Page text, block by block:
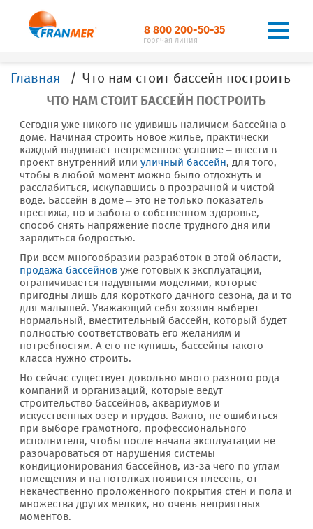
8 800 200-50-35
горячая линия
Главная Что нам стоит бассейн построить
ЧТО НАМ СТОИТ БАССЕЙН ПОСТРОИТЬ
Сегодня уже никого не удивишь наличием бассейна в
доме. Начиная строить новое жилье, практически
каждый выдвигает непременное условие – внести в
проект внутренний или уличный бассейн, для того,
чтобы в любой момент можно было отдохнуть и
расслабиться, искупавшись в прозрачной и чистой
воде. Бассейн в доме – это не только показатель
престижа, но и забота о собственном здоровье,
способ снять напряжение после трудного дня или
зарядиться бодростью.
При всем многообразии разработок в этой области,
продажа бассейнов уже готовых к эксплуатации,
ограничивается надувными моделями, которые
пригодны лишь для короткого дачного сезона, да и то
для малышей. Уважающий себя хозяин выберет
нормальный, вместительный бассейн, который будет
полностью соответствовать его желаниям и
потребностям. А его не купишь, бассейны такого
класса нужно строить.
Но сейчас существует довольно много разного рода
компаний и организаций, которые ведут
строительство бассейнов, аквариумов и
искусственных озер и прудов. Важно, не ошибиться
при выборе грамотного, профессионального
исполнителя, чтобы после начала эксплуатации не
разочароваться от нарушения системы
кондиционирования бассейнов, из-за чего по углам
помещения и на потолках появится плесень, от
некачественно проложенного покрытия стен и пола и
множества других мелких, но очень неприятных
моментов.